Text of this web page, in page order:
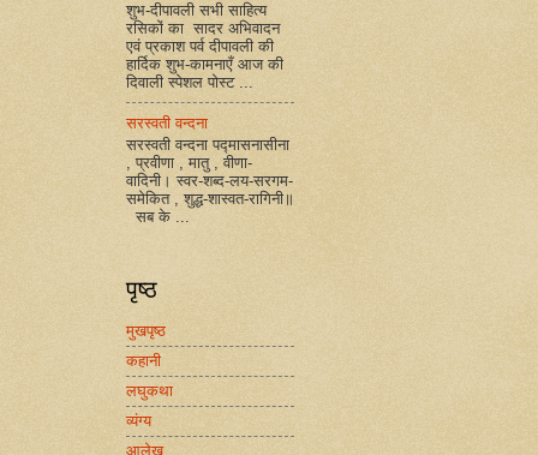
शुभ-दीपावली सभी साहित्य
रसिकों का सादर अभिवादन
एवं प्रकाश पर्व दीपावली की
हार्दिक शुभ-कामनाएँ आज की
दिवाली स्पेशल पोस्ट ...
सरस्वती वन्दना
सरस्वती वन्दना पद्मासनासीना
, प्रवीणा , मातु , वीणा-
वादिनी। स्वर-शब्द-लय-सरगम-
समेकित , शुद्ध-शास्वत-रागिनी॥
सब के ...
पृष्ठ
मुखपृष्ठ
कहानी
लघुकथा
व्यंग्य
आलेख